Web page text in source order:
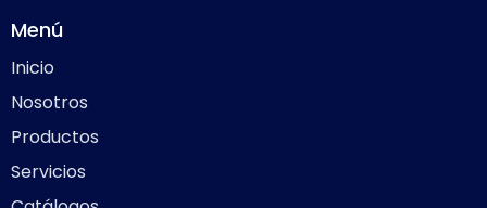
Menú
Inicio
Nosotros
Productos
Servicios